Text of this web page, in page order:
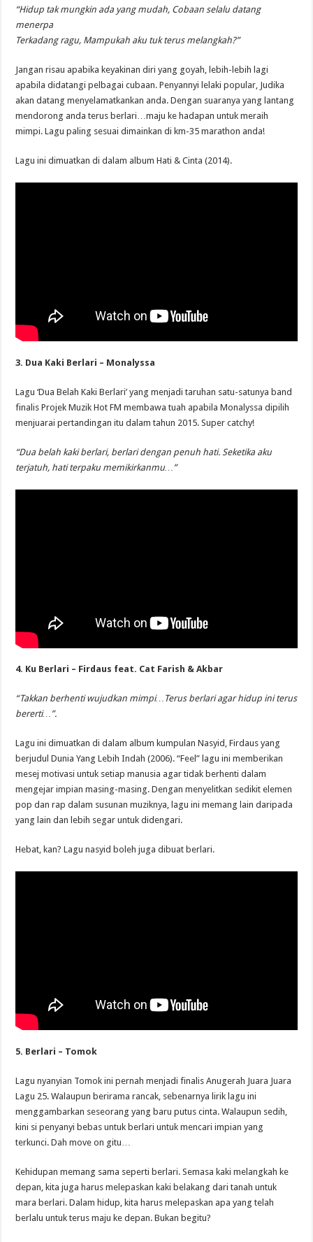
“Hidup tak mungkin ada yang mudah, Cobaan selalu datang
menerpa
Terkadang ragu, Mampukah aku tuk terus melangkah?”
Jangan risau apabika keyakinan diri yang goyah, lebih-lebih lagi
apabila didatangi pelbagai cubaan. Penyannyi lelaki popular, Judika
akan datang menyelamatkankan anda. Dengan suaranya yang lantang
mendorong anda terus berlari…maju ke hadapan untuk meraih
mimpi. Lagu paling sesuai dimainkan di km-35 marathon anda!
Lagu ini dimuatkan di dalam album Hati & Cinta (2014).
3. Dua Kaki Berlari – Monalyssa
Lagu ‘Dua Belah Kaki Berlari’ yang menjadi taruhan satu-satunya band
finalis Projek Muzik Hot FM membawa tuah apabila Monalyssa dipilih
menjuarai pertandingan itu dalam tahun 2015. Super catchy!
“Dua belah kaki berlari, berlari dengan penuh hati. Seketika aku
terjatuh, hati terpaku memikirkanmu…”
4. Ku Berlari – Firdaus feat. Cat Farish & Akbar
“Takkan berhenti wujudkan mimpi…Terus berlari agar hidup ini terus
bererti…”.
Lagu ini dimuatkan di dalam album kumpulan Nasyid, Firdaus yang
berjudul Dunia Yang Lebih Indah (2006). “Feel” lagu ini memberikan
mesej motivasi untuk setiap manusia agar tidak berhenti dalam
mengejar impian masing-masing. Dengan menyelitkan sedikit elemen
pop dan rap dalam susunan muziknya, lagu ini memang lain daripada
yang lain dan lebih segar untuk didengari.
Hebat, kan? Lagu nasyid boleh juga dibuat berlari.
5. Berlari – Tomok
Lagu nyanyian Tomok ini pernah menjadi finalis Anugerah Juara Juara
Lagu 25. Walaupun berirama rancak, sebenarnya lirik lagu ini
menggambarkan seseorang yang baru putus cinta. Walaupun sedih,
kini si penyanyi bebas untuk berlari untuk mencari impian yang
terkunci. Dah move on gitu…
Kehidupan memang sama seperti berlari. Semasa kaki melangkah ke
depan, kita juga harus melepaskan kaki belakang dari tanah untuk
mara berlari. Dalam hidup, kita harus melepaskan apa yang telah
berlalu untuk terus maju ke depan. Bukan begitu?